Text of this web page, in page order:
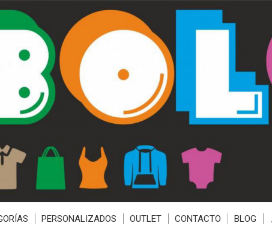
PERSONALIZADOS OUTLET CONTACTO BLOG